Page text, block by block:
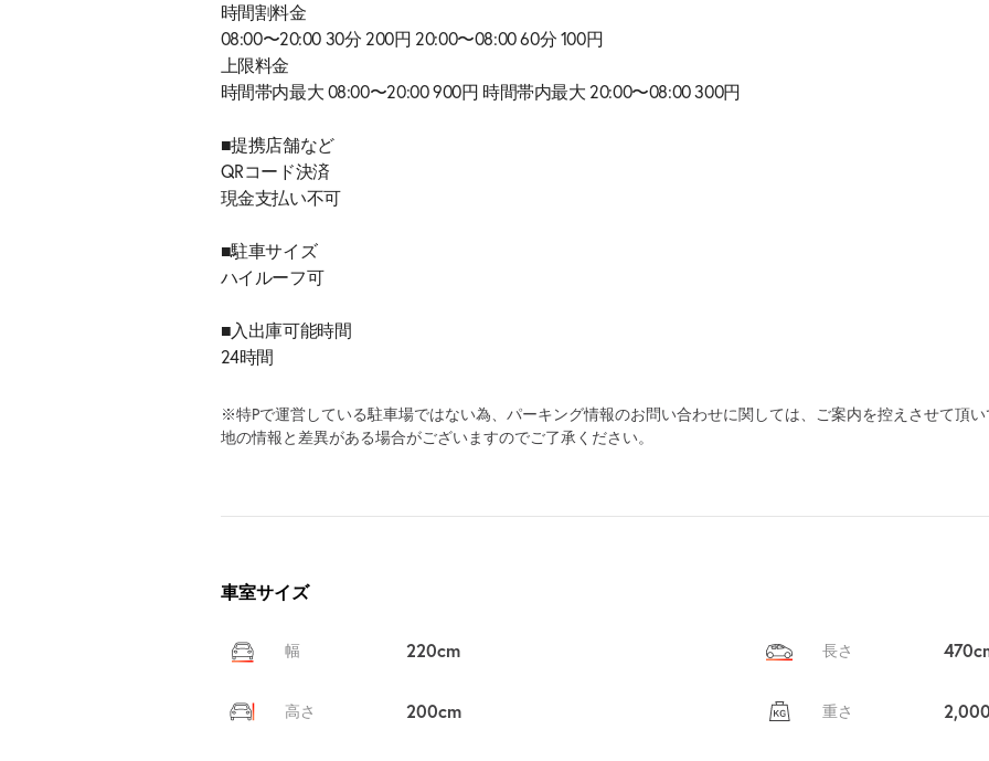
時間割料金
08:00〜20:00 30分 200円 20:00〜08:00 60分 100円
上限料金
時間帯内最大 08:00〜20:00 900円 時間帯内最大 20:00〜08:00 300円
■提携店舗など
QRコード決済
現金支払い不可
■駐車サイズ
ハイルーフ可
■入出庫可能時間
24時間
※特Pで運営している駐車場ではない為、パーキング情報のお問い合わせに関しては、ご案内を控えさせて頂
地の情報と差異がある場合がございますのでご了承ください。
車室サイズ
幅 220cm 長さ
高さ 200cm 重さ
で 自宅の空き 駐車場